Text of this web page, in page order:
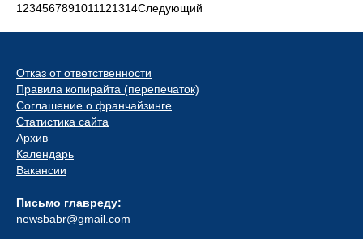
1 234567891011121314Следующий
Отказ от ответственности
Правила копирайта (перепечаток)
Соглашение о франчайзинге
Статистика сайта
Архив
Календарь
Вакансии
Письмо главреду:
newsbabr@gmail.com